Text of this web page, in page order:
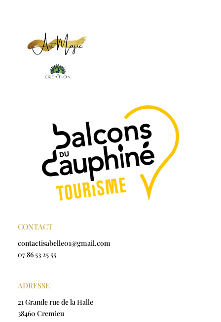
CONTACT
contactisabelle01@gmail.com
07 86 53 25 55
ADRESSE
21 Grande rue de la Halle
38460 Cremieu